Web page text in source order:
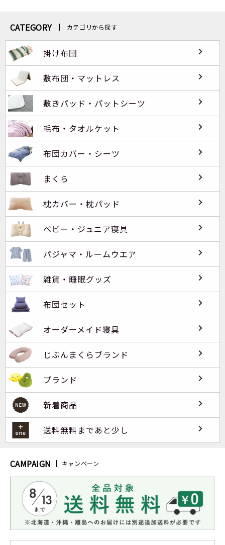
CATEGORY カテゴリから探す
掛け布団
敷布団・マットレス
敷きパッド・パットシーツ
毛布・タオルケット
布団カバー・シーツ
まくら
枕カバー・枕パッド
ベビー・ジュニア寝具
パジャマ・ルームウエア
雑貨・睡眠グッズ
布団セット
オーダーメイド寝具
じぶんまくらブランド
ブランド
新着商品
送料無料まであと少し
CAMPAIGN キャンペーン